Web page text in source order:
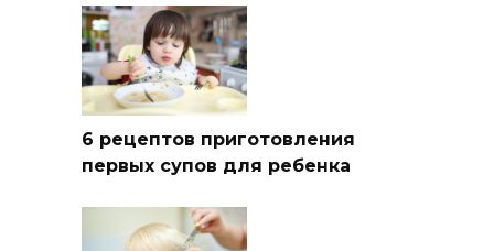
6 рецептов приготовления
первых супов для ребенка